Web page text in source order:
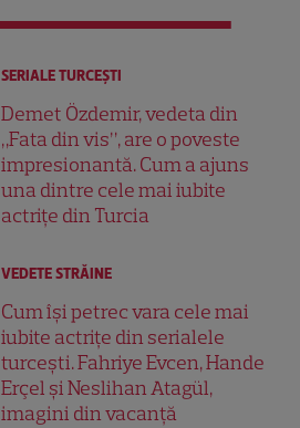
SERIALE TURCEŞTI
Demet Özdemir, vedeta din
„Fata din vis”, are o poveste
impresionantă. Cum a ajuns
una dintre cele mai iubite
actrițe din Turcia
VEDETE STRĂINE
Cum își petrec vara cele mai
iubite actrițe din serialele
turcești. Fahriye Evcen, Hande
Erçel și Neslihan Atagül,
imagini din vacanță